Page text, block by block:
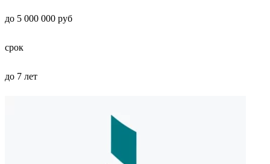
до 5 000 000 руб
срок
до 7 лет